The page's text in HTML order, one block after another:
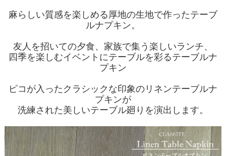
麻らしい質感を楽しめる厚地の生地で作ったテーブ
ルナプキン。
友人を招いての夕食、家族で集う楽しいランチ、
四季を楽しむイベントにテーブルを彩るテーブルナ
プキン
ピコが入ったクラシックな印象のリネンテーブルナ
プキンが
洗練された美しいテーブル廻りを演出します。